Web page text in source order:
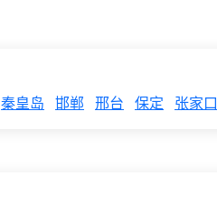
秦皇岛 邯郸 邢台 保定 张家口